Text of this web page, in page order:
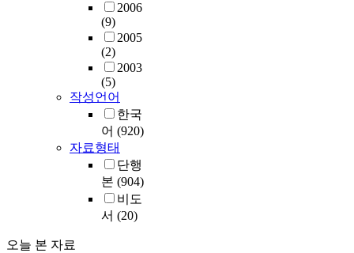
2006
(9)
2005
(2)
2003
(5)
작성언어
한국
어 (920)
자료형태
단행
본 (904)
비도
서 (20)
오늘 본 자료